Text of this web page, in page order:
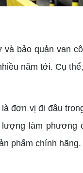
và bảo quản van
năm tới. Cụ
vị đi đầu trong
làm phương
phẩm chính